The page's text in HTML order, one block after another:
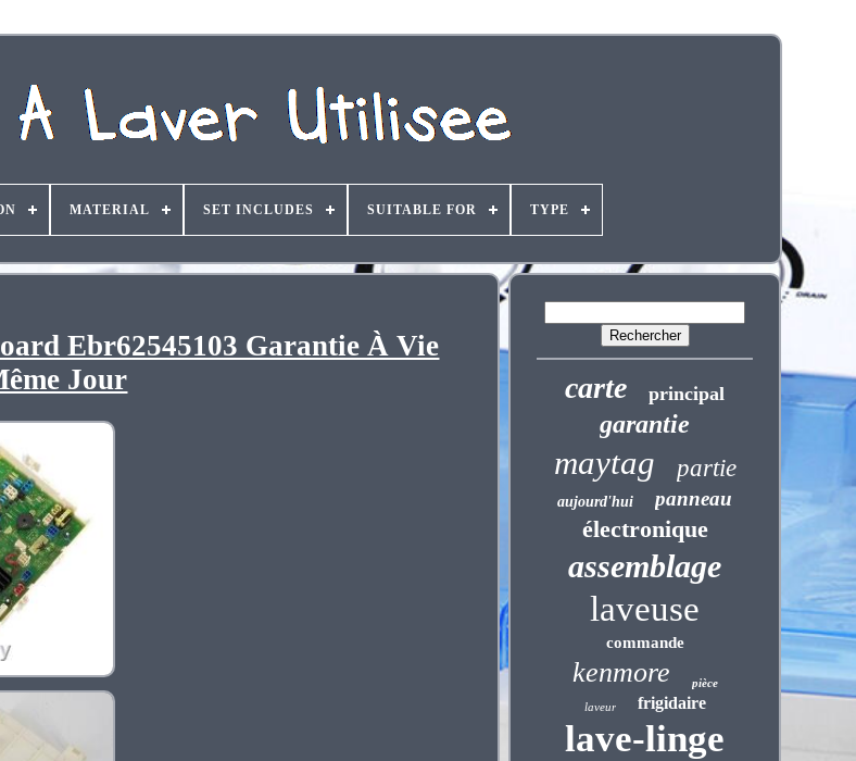
MATERIAL SET INCLUDES SUITABLE FOR TYPE
Ebr62545103 Garantie À Vie
Jour
carte principal
garantie
maytag partie
aujourd'hui panneau
électronique
assemblage
laveuse
commande
kenmore
pièce
laveur
frigidaire
lave-linge